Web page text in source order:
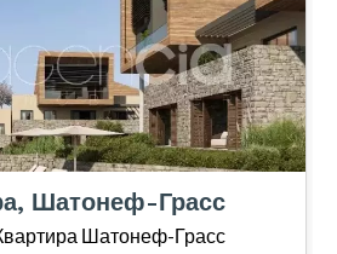
Шатонеф-Грасс
Шатонеф-Грасс